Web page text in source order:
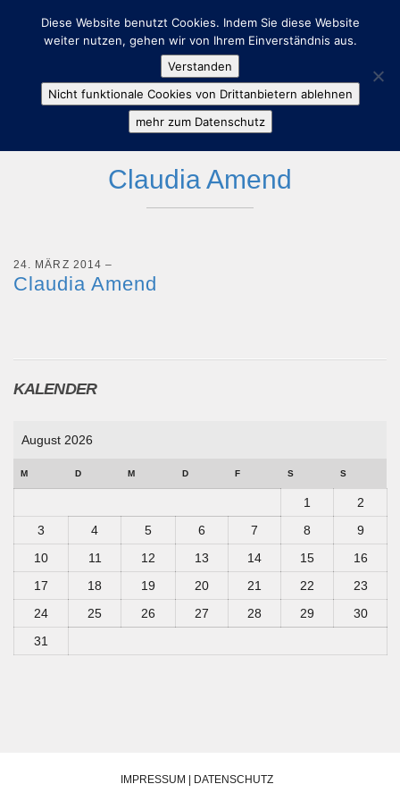
Claudia Amend
24. MÄRZ 2014 –
Claudia Amend
KALENDER
August 2026
M D M D F S S
1
2
3
4 5 6 7 8
9
10
11 12 13 14 15
16
17
18 19 20 21 22
23
24
25 26 27 28 29
30
31
IMPRESSUM | DATENSCHUTZ
Diese Website benutzt Cookies. Indem Sie diese Website
weiter nutzen, gehen wir von Ihrem Einverständnis aus.
Verstanden
Nicht funktionale Cookies von Drittanbietern ablehnen
mehr zum Datenschutz